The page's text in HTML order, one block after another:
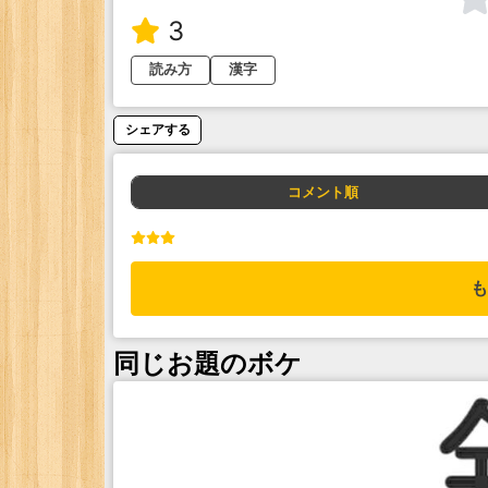
3
読み方 漢字
シェアする
コメント順
同じお題のボケ